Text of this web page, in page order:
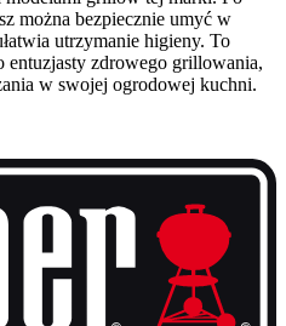
można bezpiecznie umyć w
utrzymanie higieny. To
entuzjasty zdrowego grillowania,
w swojej ogrodowej kuchni.